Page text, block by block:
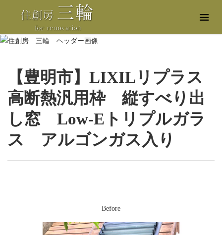
【豊明市】LIXILリプラス
高断熱汎用枠 縦すべり出
し窓 Low-Eトリプルガラ
ス アルゴンガス入り
Before